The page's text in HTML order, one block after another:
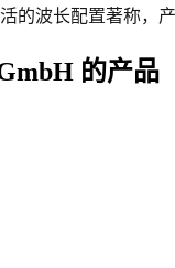
波长配置著称，
的产品